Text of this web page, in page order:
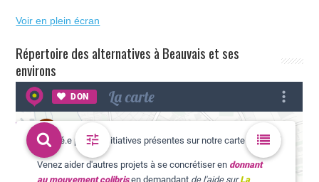
Voir en plein écran
Répertoire des alternatives à Beauvais et ses
environs